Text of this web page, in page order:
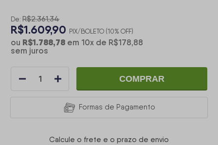
De: R$2.361,34
R$1.609,90 PIX/BOLETO (10% OFF)
ou R$1.788,78 em 10x de R$178,88
sem juros
COMPRAR
Formas de Pagamento
Calcule o frete e o prazo de envio